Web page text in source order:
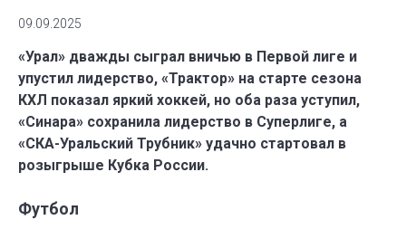
09.09.2025
«Урал» дважды сыграл вничью в Первой лиге и
упустил лидерство, «Трактор» на старте сезона
КХЛ показал яркий хоккей, но оба раза уступил,
«Синара» сохранила лидерство в Суперлиге, а
«СКА-Уральский Трубник» удачно стартовал в
розыгрыше Кубка России.
Футбол